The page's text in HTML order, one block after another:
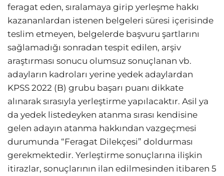
feragat eden, sıralamaya girip yerleşme hakkı
kazananlardan istenen belgeleri süresi içerisinde
teslim etmeyen, belgelerde başvuru şartlarını
sağlamadığı sonradan tespit edilen, arşiv
araştırması sonucu olumsuz sonuçlanan vb.
adayların kadroları yerine yedek adaylardan
KPSS 2022 (B) grubu başarı puanı dikkate
alınarak sırasıyla yerleştirme yapılacaktır. Asil ya
da yedek listedeyken atanma sırası kendisine
gelen adayın atanma hakkından vazgeçmesi
durumunda “Feragat Dilekçesi” doldurması
gerekmektedir. Yerleştirme sonuçlarına ilişkin
itirazlar, sonuçlarının ilan edilmesinden itibaren 5